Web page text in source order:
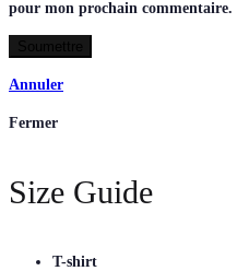
pour mon prochain commentaire.
Annuler
Fermer
Size Guide
T-shirt